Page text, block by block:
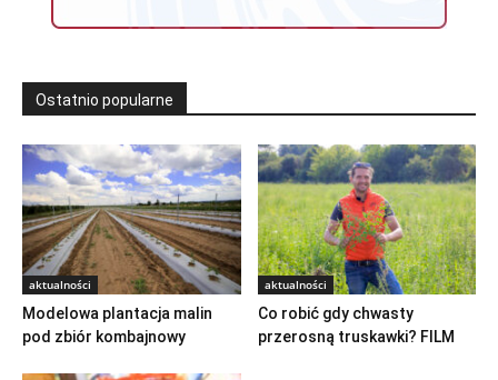
Ostatnio popularne
aktualności
Modelowa plantacja malin
pod zbiór kombajnowy
aktualności
Co robić gdy chwasty
przerosną truskawki? FILM